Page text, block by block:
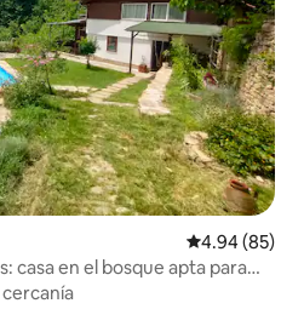
Calificación
4.94 (85)
casa en el bosque apta para
cercanía